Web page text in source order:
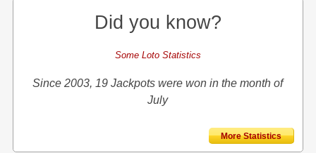
Did you know?
Some Loto Statistics
Since 2003, 19 Jackpots were won in the month of
July
More Statistics